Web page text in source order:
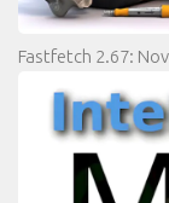
Fastfetch 2.67: